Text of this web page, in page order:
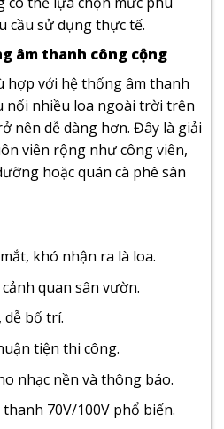
cầu sử dụng thực tế.
âm thanh công cộng
hợp với hệ thống âm thanh
nối nhiều loa ngoài trời trên
nên dễ dàng hơn. Đây là giải
viên rộng như công viên,
hoặc quán cà phê sân
khó nhận ra là loa.
quan sân vườn.
dễ bố trí.
tiện thi công.
nhạc nền và thông báo.
70V/100V phổ biến.